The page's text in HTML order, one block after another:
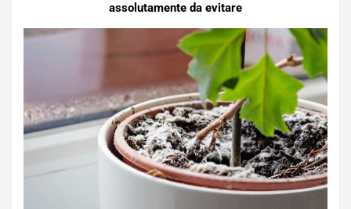
assolutamente da evitare